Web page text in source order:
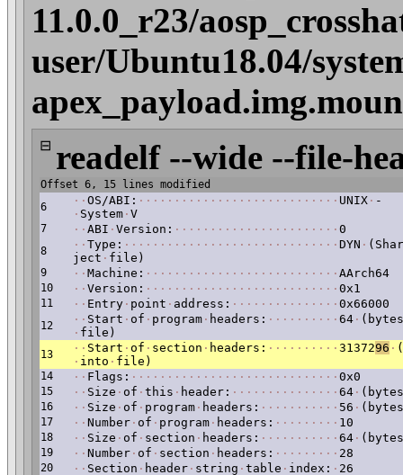
11.0.0_r23/
user/Ubuntu18.04/
⊟ readelf --wide --file-
Offset 6, 15 lines modified
6
· · OS/ABI: · · · · · · · · · · · · · · · · · · · · · · · · · · · · UNIX · -
· System · V
7 · · ABI · Version: · · · · · · · · · · · · · · · · · · · · · · · 0
8 · · Type: · · · · · · · · · · · · · · · · · · · · · · · · · · · · · · DYN ·
ject · file)
9 · · Machine: · · · · · · · · · · · · · · · · · · · · · · · · · · · AArch64
10 · · Version: · · · · · · · · · · · · · · · · · · · · · · · · · · · 0x1
11 · · Entry · point · address: · · · · · · · · · · · · · · · 0x66000
12 · · Start · of · program · headers: · · · · · · · · · · 64 · (bytes
· file)
13 · · Start · of · section · headers: · · · · · · · · · · 3137296 ·
· into · file)
14 · · Flags: · · · · · · · · · · · · · · · · · · · · · · · · · · · · · 0x0
15 · · Size · of · this · header: · · · · · · · · · · · · · · · 64 ·
16 · · Size · of · program · headers: · · · · · · · · · · · 56 ·
17 · · Number · of · program · headers: · · · · · · · · · 10
18 · · Size · of · section · headers: · · · · · · · · · · · 64 ·
19 · · Number · of · section · headers: · · · · · · · · · 28
20 · · Section · header · string · table · index: · 26